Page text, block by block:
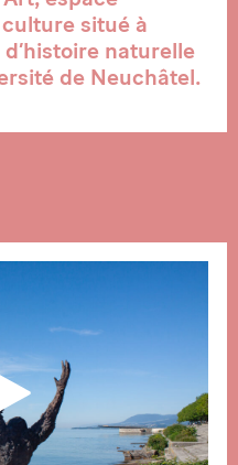
situé à
naturelle
de Neuchâtel.